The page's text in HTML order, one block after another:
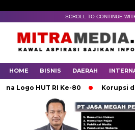
SCROLL TO CONTINUE
HOME BISNIS DAERAH
HUT RI Ke-80 Korupsi di